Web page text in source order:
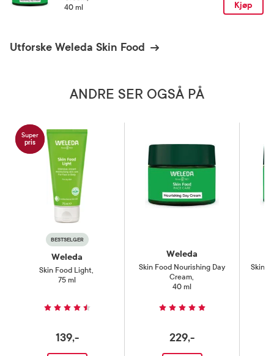
40 ml
Kjøp
Utforske Weleda Skin Food
ANDRE SER OGSÅ PÅ
Super
pris
BESTSELGER
Weleda
Skin Food Light,
75 ml
139,-
Weleda
Skin Food Nourishing Day
Cream,
40 ml
229,-
Skin